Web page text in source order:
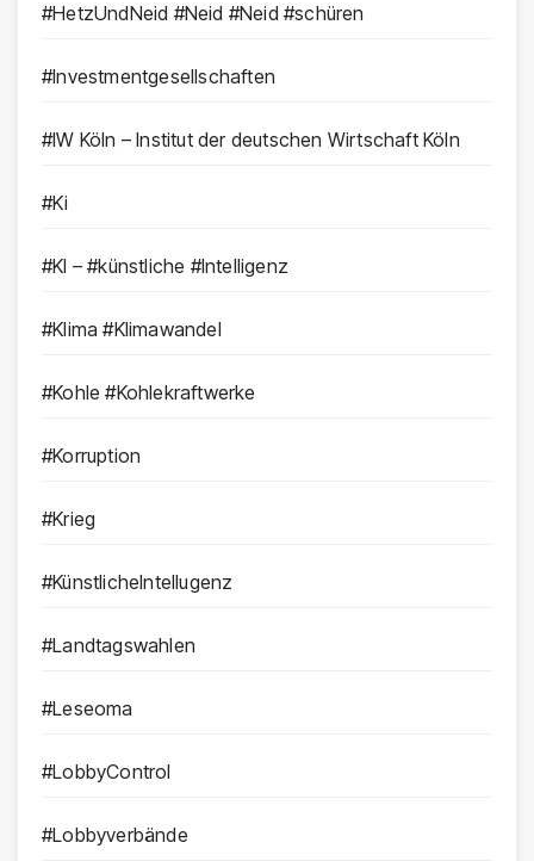
#HetzUndNeid #Neid #Neid #schüren
#Investmentgesellschaften
#IW Köln – Institut der deutschen Wirtschaft Köln
#Ki
#KI – #künstliche #Intelligenz
#Klima #Klimawandel
#Kohle #Kohlekraftwerke
#Korruption
#Krieg
#KünstlicheIntellugenz
#Landtagswahlen
#Leseoma
#LobbyControl
#Lobbyverbände